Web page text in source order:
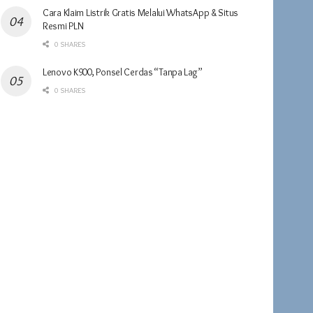
Cara Klaim Listrik Gratis Melalui WhatsApp & Situs
Resmi PLN
0 SHARES
Lenovo K900, Ponsel Cerdas “Tanpa Lag”
0 SHARES